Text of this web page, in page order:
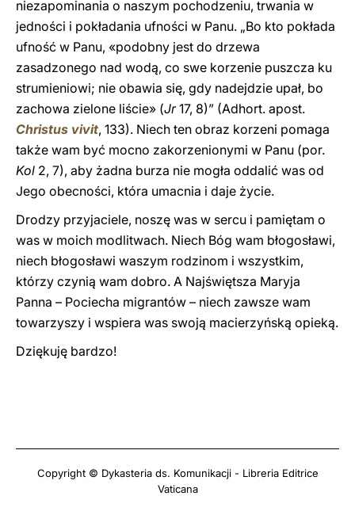
niezapominania o naszym pochodzeniu, trwania w
jedności i pokładania ufności w Panu. „Bo kto pokłada
ufność w Panu, «podobny jest do drzewa
zasadzonego nad wodą, co swe korzenie puszcza ku
strumieniowi; nie obawia się, gdy nadejdzie upał, bo
zachowa zielone liście» (Jr17, 8)” (Adhort. apost.
Christus vivit, 133). Niech ten obraz korzeni pomaga
także wam być mocno zakorzenionymi w Panu (por.
Kol 2, 7), aby żadna burza nie mogła oddalić was od
Jego obecności, która umacnia i daje życie.
Drodzy przyjaciele, noszę was w sercu i pamiętam o
was w moich modlitwach. Niech Bóg wam błogosławi,
niech błogosławi waszym rodzinom i wszystkim,
którzy czynią wam dobro. A Najświętsza Maryja
Panna – Pociecha migrantów – niech zawsze wam
towarzyszy i wspiera was swoją macierzyńską opieką.
Dziękuję bardzo!
Copyright © Dykasteria ds. Komunikacji - Libreria Editrice
Vaticana